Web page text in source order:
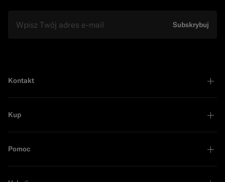
Subskrybuj
Kontakt
Kup
Pomoc